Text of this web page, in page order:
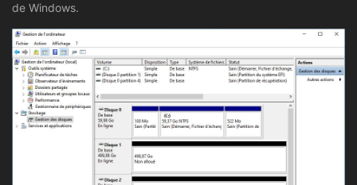
de Windows.